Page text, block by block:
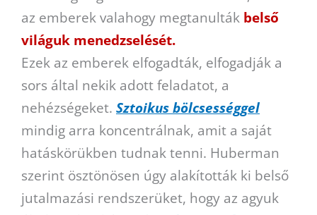
az emberek valahogy megtanulták belső
világuk menedzselését.
Ezek az emberek elfogadták, elfogadják a
sors által nekik adott feladatot, a
nehézségeket. Sztoikus bölcsességgel
mindig arra koncentrálnak, amit a saját
hatáskörükben tudnak tenni. Huberman
szerint ösztönösen úgy alakították ki belső
jutalmazási rendszerüket, hogy az agyuk